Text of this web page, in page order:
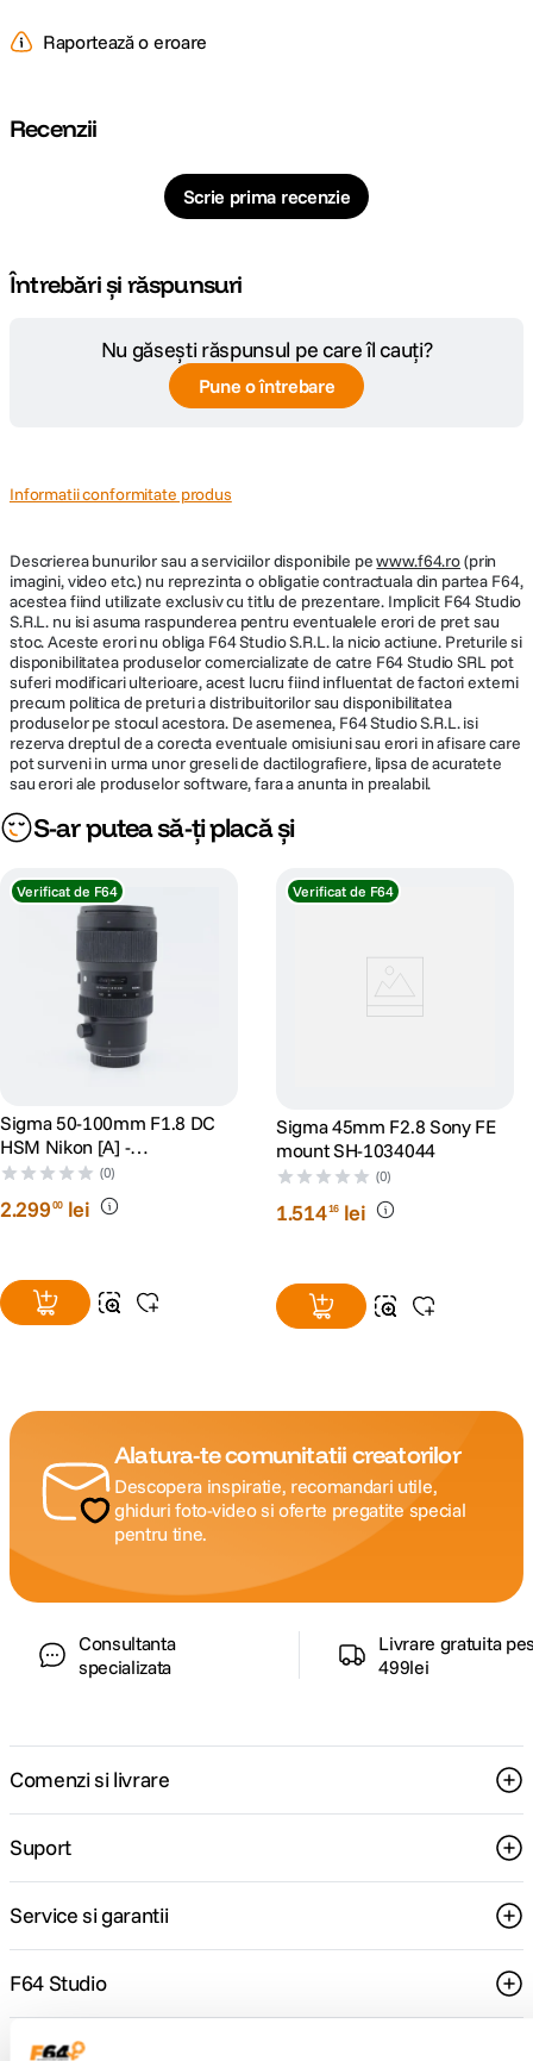
Raportează o eroare
Recenzii
Scrie prima recenzie
Întrebări și răspunsuri
Nu găsești răspunsul pe care îl cauți?
Pune o întrebare
Informatii conformitate produs
Descrierea bunurilor sau a serviciilor disponibile pewww.f64.ro(prin
imagini, video etc.) nu reprezinta o obligatie contractuala din partea F64,
acestea fiind utilizate exclusiv cu titlu de prezentare. Implicit F64 Studio
S.R.L. nu isi asuma raspunderea pentru eventualele erori de pret sau
stoc. Aceste erori nu obliga F64 Studio S.R.L. la nicio actiune. Preturile si
disponibilitatea produselor comercializate de catre F64 Studio SRL pot
suferi modificari ulterioare, acest lucru fiind influentat de factori externi
precum politica de preturi a distribuitorilor sau disponibilitatea
produselor pe stocul acestora. De asemenea, F64 Studio S.R.L. isi
rezerva dreptul de a corecta eventuale omisiuni sau erori in afisare care
pot surveni in urma unor greseli de dactilografiere, lipsa de acuratete
sau erori ale produselor software, fara a anunta in prealabil.
S-ar putea să-ți placă și
Verificat de F64
Sigma 50-100mm F1.8 DC
HSM Nikon [A] -
SH125093082
(0)
2.29900 lei
Verificat de F64
Sigma 45mm F2.8 Sony FE
mount SH-1034044
(0)
1.51416 lei
Alatura-te comunitatii creatorilor
Descopera inspiratie, recomandari utile,
ghiduri foto-video si oferte pregatite special
pentru tine.
Consultanta
specializata
Livrare gratuita
499lei
Comenzi si livrare
Suport
Service si garantii
F64 Studio